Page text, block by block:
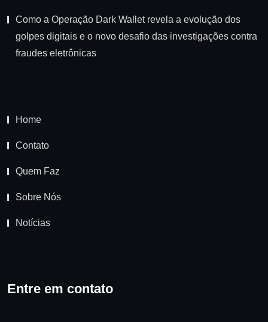
Como a Operação Dark Wallet revela a evolução dos
golpes digitais e o novo desafio das investigações contra
fraudes eletrônicas
Home
Contato
Quem Faz
Sobre Nós
Notícias
Entre em contato